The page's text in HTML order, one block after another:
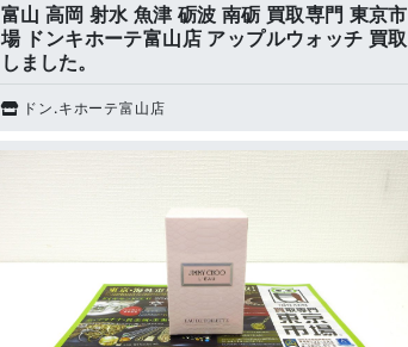
富山 高岡 射水 魚津 砺波 南砺 買取専門 東京市
場 ドンキホーテ富山店 アップルウォッチ 買取
しました。
ドン.キホーテ富山店